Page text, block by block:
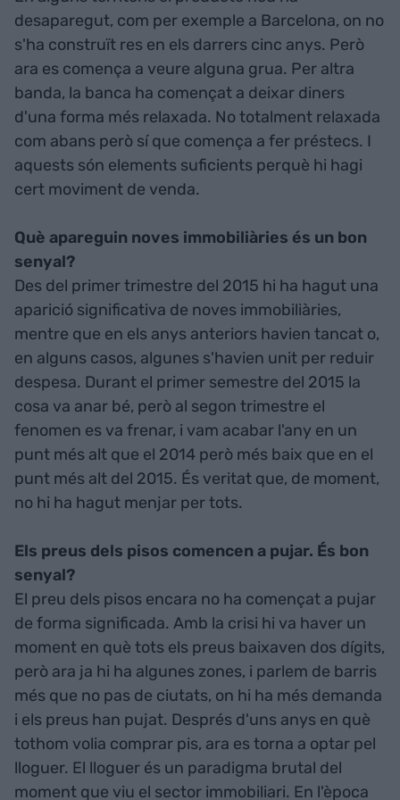
desaparegut, com per exemple a Barcelona, on no
s'ha construït res en els darrers cinc anys. Però
ara es comença a veure alguna grua. Per altra
banda, la banca ha començat a deixar diners
d'una forma més relaxada. No totalment relaxada
com abans però sí que comença a fer préstecs. I
aquests són elements suficients perquè hi hagi
cert moviment de venda.
Què apareguin noves immobiliàries és un bon
senyal?
Des del primer trimestre del 2015 hi ha hagut una
aparició significativa de noves immobiliàries,
mentre que en els anys anteriors havien tancat o,
en alguns casos, algunes s'havien unit per reduir
despesa. Durant el primer semestre del 2015 la
cosa va anar bé, però al segon trimestre el
fenomen es va frenar, i vam acabar l'any en un
punt més alt que el 2014 però més baix que en el
punt més alt del 2015. És veritat que, de moment,
no hi ha hagut menjar per tots.
Els preus dels pisos comencen a pujar. És bon
senyal?
El preu dels pisos encara no ha començat a pujar
de forma significada. Amb la crisi hi va haver un
moment en què tots els preus baixaven dos dígits,
però ara ja hi ha algunes zones, i parlem de barris
més que no pas de ciutats, on hi ha més demanda
i els preus han pujat. Després d'uns anys en què
tothom volia comprar pis, ara es torna a optar pel
lloguer. El lloguer és un paradigma brutal del
moment que viu el sector immobiliari. En l'època